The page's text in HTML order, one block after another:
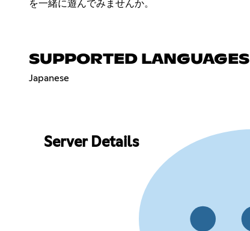
を一緒に遊んでみませんか。
SUPPORTED LANGUAGES
Japanese
Server Details